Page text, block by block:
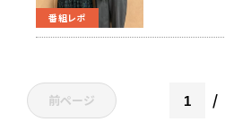
番組レポ
前ページ